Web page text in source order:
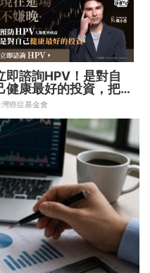
即諮詢HPV！是對自
健康最好的投資，把握
在不嫌晚！
灣癌症基金會